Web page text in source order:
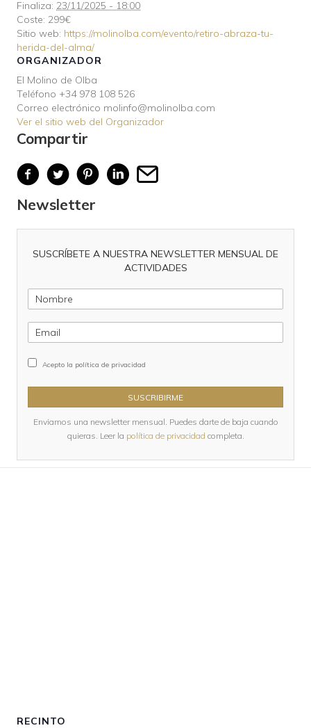
Finaliza: 23/11/2025 - 18:00
Coste: 299€
Sitio web: https://molinolba.com/evento/retiro-abraza-tu-
herida-del-alma/
ORGANIZADOR
El Molino de Olba
Teléfono +34 978 108 526
Correo electrónico molinfo@molinolba.com
Ver el sitio web del Organizador
Compartir
Newsletter
SUSCRÍBETE A NUESTRA NEWSLETTER MENSUAL DE
ACTIVIDADES
Acepto la política de privacidad
SUSCRIBIRME
Enviamos una newsletter mensual. Puedes darte de baja cuando
quieras. Leer la política de privacidad completa.
RECINTO